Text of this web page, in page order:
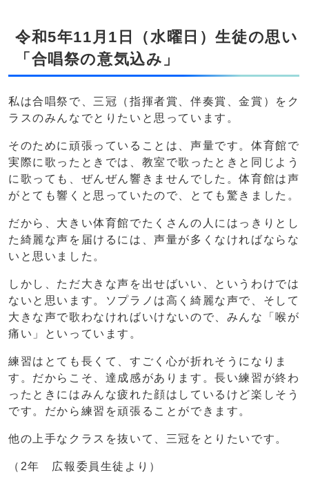
令和5年11月1日（水曜日）生徒の思い
「合唱祭の意気込み」
私は合唱祭で、三冠（指揮者賞、伴奏賞、金賞）をク
ラスのみんなでとりたいと思っています。
そのために頑張っていることは、声量です。体育館で
実際に歌ったときでは、教室で歌ったときと同じよう
に歌っても、ぜんぜん響きませんでした。体育館は声
がとても響くと思っていたので、とても驚きました。
だから、大きい体育館でたくさんの人にはっきりとし
た綺麗な声を届けるには、声量が多くなければならな
いと思いました。
しかし、ただ大きな声を出せばいい、というわけでは
ないと思います。ソプラノは高く綺麗な声で、そして
大きな声で歌わなければいけないので、みんな「喉が
痛い」といっています。
練習はとても長くて、すごく心が折れそうになりま
す。だからこそ、達成感があります。長い練習が終わ
ったときにはみんな疲れた顔はしているけど楽しそう
です。だから練習を頑張ることができます。
他の上手なクラスを抜いて、三冠をとりたいです。
（2年 広報委員生徒より）